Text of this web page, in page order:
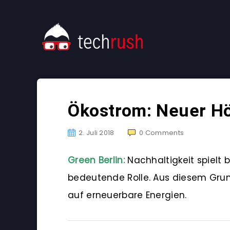
Ökostrom: Neuer
2. Juli 2018 0 Comments
Green Berlin: Nachhaltigkeit spielt
bedeutende Rolle. Aus diesem
auf erneuerbare Energien.